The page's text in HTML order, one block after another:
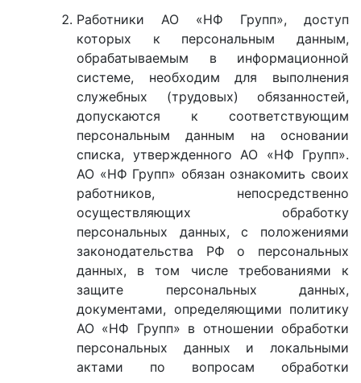
Работники АО «НФ Групп», доступ
которых к персональным данным,
обрабатываемым в информационной
системе, необходим для выполнения
служебных (трудовых) обязанностей,
допускаются к соответствующим
персональным данным на основании
списка, утвержденного АО «НФ Групп».
АО «НФ Групп» обязан ознакомить своих
работников, непосредственно
осуществляющих обработку
персональных данных, с положениями
законодательства РФ о персональных
данных, в том числе требованиями к
защите персональных данных,
документами, определяющими политику
АО «НФ Групп» в отношении обработки
персональных данных и локальными
актами по вопросам обработки